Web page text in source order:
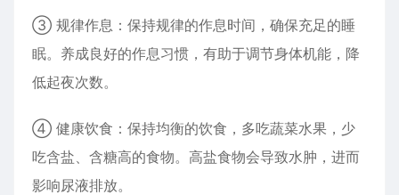
③ 规律作息：保持规律的作息时间，确保充足的睡
眠。养成良好的作息习惯，有助于调节身体机能，降
低起夜次数。
④ 健康饮食：保持均衡的饮食，多吃蔬菜水果，少
吃含盐、含糖高的食物。高盐食物会导致水肿，进而
影响尿液排放。